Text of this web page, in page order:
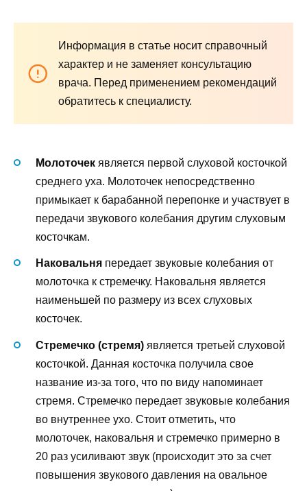
Информация в статье носит справочный
характер и не заменяет консультацию
врача. Перед применением рекомендаций
обратитесь к специалисту.
Молоточек является первой слуховой косточкой
среднего уха. Молоточек непосредственно
примыкает к барабанной перепонке и участвует в
передачи звукового колебания другим слуховым
косточкам.
Наковальня передает звуковые колебания от
молоточка к стремечку. Наковальня является
наименьшей по размеру из всех слуховых
косточек.
Стремечко (стремя) является третьей слуховой
косточкой. Данная косточка получила свое
название из-за того, что по виду напоминает
стремя. Стремечко передает звуковые колебания
во внутреннее ухо. Стоит отметить, что
молоточек, наковальня и стремечко примерно в
20 раз усиливают звук (происходит это за счет
повышения звукового давления на овальное